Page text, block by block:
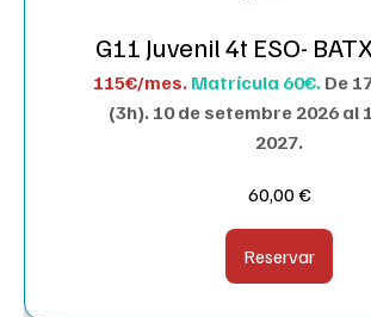
G11 Juvenil 4t ESO-
115€/mes. Matrícula 60€. De
(3h). 10 de setembre 2026 al
2027.
60,00€
Reservar